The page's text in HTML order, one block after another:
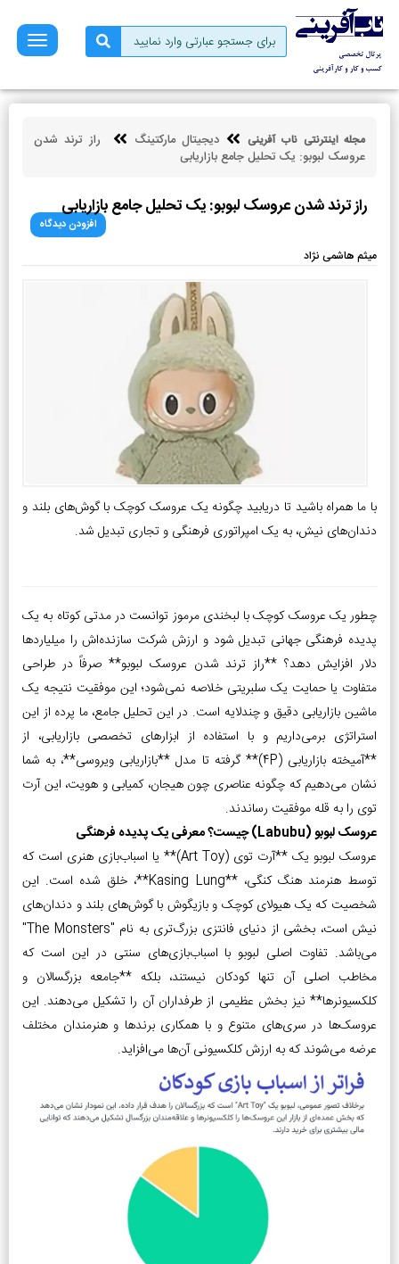
صفحه
نخست
فروش
کارآفرینی
توسعه
مجله اینترنتی ناب آفرینی دیجیتال مارکتینگ
راز ترند شدن
عروسک لبوبو: یک تحلیل جامع بازاریابی
راز ترند شدن عروسک لبوبو: یک تحلیل جامع بازاریابی
افزودن دیدگاه
میثم هاشمی نژاد
با ما همراه باشید تا دریابید چگونه یک عروسک کوچک با گوش‌های بلند و
دندان‌های نیش، به یک امپراتوری فرهنگی و تجاری تبدیل شد.
چطور یک عروسک کوچک با لبخندی مرموز توانست در مدتی کوتاه به یک
پدیده فرهنگی جهانی تبدیل شود و ارزش شرکت سازنده‌اش را میلیاردها
دلار افزایش دهد؟ **راز ترند شدن عروسک لبوبو** صرفاً در طراحی
متفاوت یا حمایت یک سلبریتی خلاصه نمی‌شود؛ این موفقیت نتیجه یک
ماشین بازاریابی دقیق و چندلایه است. در این تحلیل جامع، ما پرده از این
استراتژی برمی‌داریم و با استفاده از ابزارهای تخصصی بازاریابی، از
**آمیخته بازاریابی (4P)** گرفته تا مدل **بازاریابی ویروسی**، به شما
نشان می‌دهیم که چگونه عناصری چون هیجان، کمیابی و هویت، این آرت
توی را به قله موفقیت رساندند.
عروسک لبوبو (Labubu) چیست؟ معرفی یک پدیده فرهنگی
عروسک لبوبو یک **آرت توی (Art Toy)** یا اسباب‌بازی هنری است که
توسط هنرمند هنگ کنگی، **Kasing Lung**، خلق شده است. این
شخصیت که یک هیولای کوچک و بازیگوش با گوش‌های بلند و دندان‌های
نیش است، بخشی از دنیای فانتزی بزرگ‌تری به نام "The Monsters"
می‌باشد. تفاوت اصلی لبوبو با اسباب‌بازی‌های سنتی در این است که
مخاطب اصلی آن تنها کودکان نیستند، بلکه **جامعه بزرگسالان و
کلکسیونرها** نیز بخش عظیمی از طرفداران آن را تشکیل می‌دهند. این
عروسک‌ها در سری‌های متنوع و با همکاری برندها و هنرمندان مختلف
عرضه می‌شوند که به ارزش کلکسیونی آن‌ها می‌افزاید.